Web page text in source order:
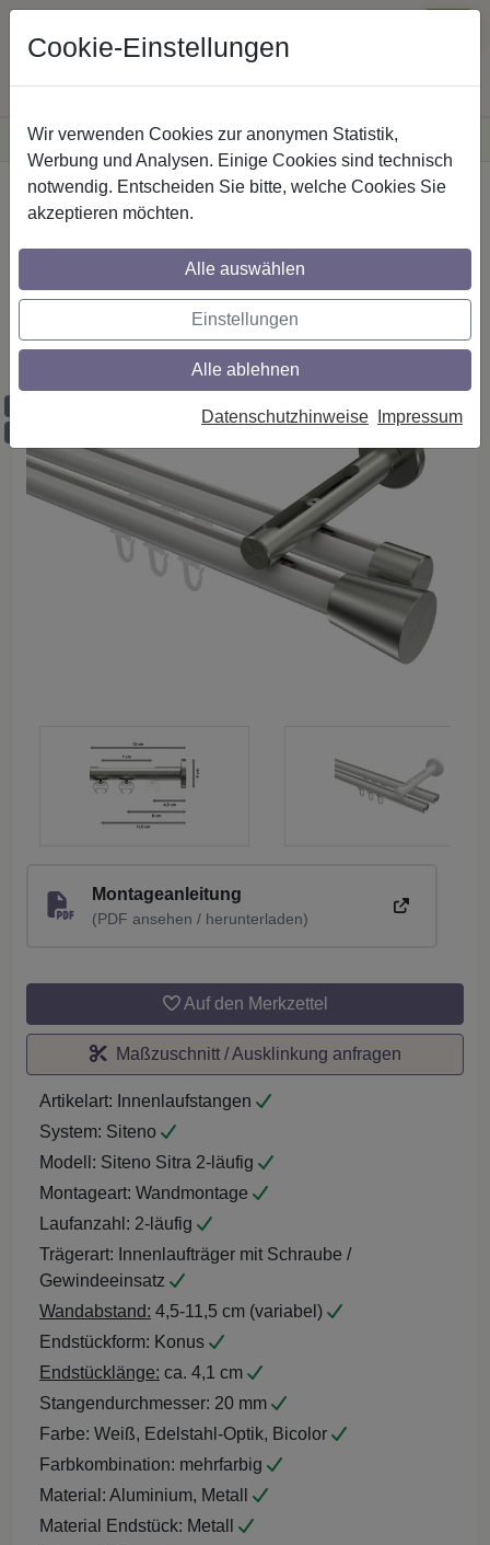
VersandkostenfreieLieferung innerhalb Deutschlands
Sichere Zahlung
Startseite Innenlaufstangen Aluminium / Metall
Gardinenstangen mit Innenlauf aus
Aluminium / Metall in 20 mm Ø, 2-läufig,
Modell SITENO - Sitra Weiß / Edelstahl-
Montageanleitung
(PDF ansehen / herunterladen)
Auf den Merkzettel
Maßzuschnitt / Ausklinkung anfragen
Artikelart: Innenlaufstangen
System: Siteno
Modell: Siteno Sitra 2-läufig
Montageart: Wandmontage
Laufanzahl: 2-läufig
Trägerart: Innenlaufträger mit Schraube /
Gewindeeinsatz
Wandabstand: 4,5-11,5 cm (variabel)
Endstückform: Konus
Endstücklänge: ca. 4,1 cm
Stangendurchmesser: 20 mm
Farbe: Weiß, Edelstahl-Optik, Bicolor
Farbkombination: mehrfarbig
Material: Aluminium, Metall
Material Endstück: Metall
Cookie-Einstellungen
Wir verwenden Cookies zur anonymen Statistik,
Werbung und Analysen. Einige Cookies sind technisch
notwendig. Entscheiden Sie bitte, welche Cookies Sie
akzeptieren möchten.
Alle auswählen
Einstellungen
Alle ablehnen
Datenschutzhinweise Impressum